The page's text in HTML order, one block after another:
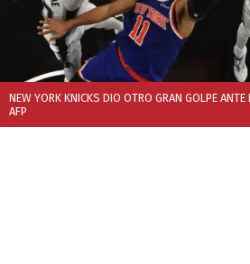
NEW YORK KNICKS DIO OTRO GRAN GOLPE
AFP